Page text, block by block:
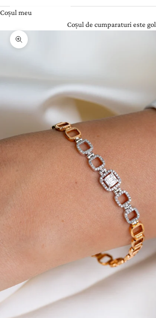
Coșul meu
Coșul de cumparaturi este gol
Zoom